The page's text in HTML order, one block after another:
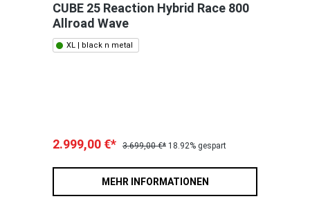
CUBE 25 Reaction Hybrid Race 800
Allroad Wave
XL | black n metal
2.999,00 €* 3.699,00 €* 18.92% gespart
MEHR INFORMATIONEN